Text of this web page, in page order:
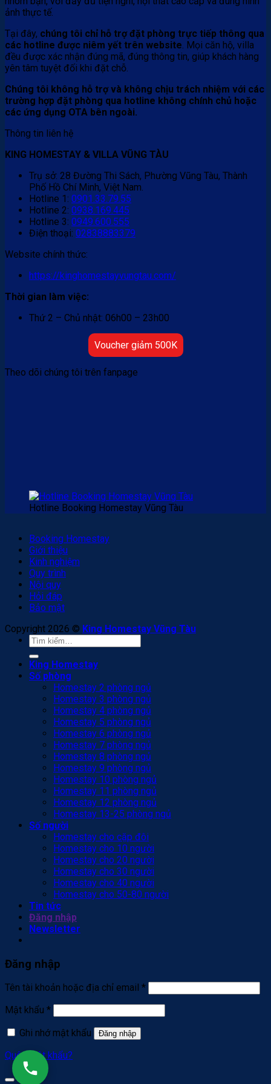
ảnh thực tế.
Tại đây, chúng tôi chỉ hỗ trợ đặt phòng trực tiếp thông qua
các hotline được niêm yết trên website. Mọi căn hộ, villa
đều được xác nhận đúng mã, đúng thông tin, giúp khách hàng
yên tâm tuyệt đối khi đặt chỗ.
Chúng tôi không hỗ trợ và không chịu trách nhiệm với các
trường hợp đặt phòng qua hotline không chính chủ hoặc
các ứng dụng OTA bên ngoài.
Thông tin liên hệ
KING HOMESTAY & VILLA VŨNG TÀU
Trụ sở: 28 Đường Thi Sách, Phường Vũng Tàu, Thành
Phố Hồ Chí Minh, Việt Nam.
Hotline 1: 0901.33.79.55
Hotline 2: 0938.169.445
Hotline 3: 0949.600.555
Điện thoại: 02838883379
Website chính thức:
https://kinghomestayvungtau.com/
Thời gian làm việc:
Thứ 2 – Chủ nhật: 06h00 – 23h00
Voucher giảm 500K
Theo dõi chúng tôi trên fanpage
Hotline Booking Homestay Vũng Tàu
Booking Homestay
Giới thiệu
Kinh nghiệm
Quy trình
Nội quy
Hỏi đáp
Bảo mật
Copyright 2026 © King Homestay Vũng Tàu
Tìm
kiếm:
King Homestay
Số phòng
Homestay 2 phòng ngủ
Homestay 3 phòng ngủ
Homestay 4 phòng ngủ
Homestay 5 phòng ngủ
Homestay 6 phòng ngủ
Homestay 7 phòng ngủ
Homestay 8 phòng ngủ
Homestay 9 phòng ngủ
Homestay 10 phòng ngủ
Homestay 11 phòng ngủ
Homestay 12 phòng ngủ
Homestay 13-25 phòng ngủ
Số người
Homestay cho cặp đôi
Homestay cho 10 người
Homestay cho 20 người
Homestay cho 30 người
Homestay cho 40 người
Homestay cho 50-80 người
Tin tức
Đăng nhập
Newsletter
Đăng nhập
Tên tài khoản hoặc địa chỉ email *
Mật khẩu *
Ghi nhớ mật khẩu
Đăng nhập
Quên mật khẩu?